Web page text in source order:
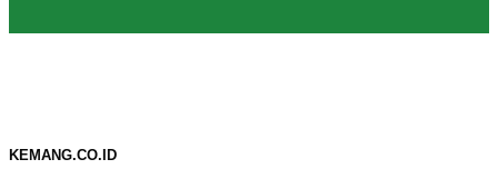
KEMANG.CO.ID